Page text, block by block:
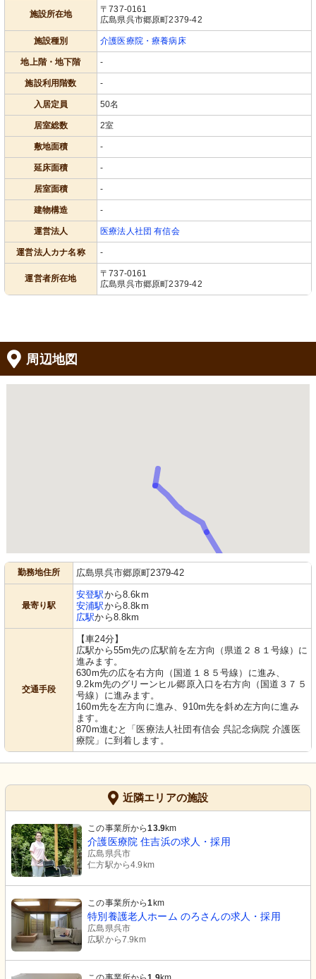
施設所在地
〒737-0161
広島県呉市郷原町2379-42
施設種別 介護医療院・療養病床
地上階・地下階 -
施設利用階数 -
入居定員 50名
居室総数 2室
敷地面積 -
延床面積 -
居室面積 -
建物構造 -
運営法人 医療法人社団 有信会
運営法人カナ名称 -
運営者所在地
〒737-0161
広島県呉市郷原町2379-42
周辺地図
勤務地住所 広島県呉市郷原町2379-42
最寄り駅
安登駅から8.6km
安浦駅から8.8km
広駅から8.8km
交通手段
【車24分】
広駅から55m先の広駅前を左方向（県道２８１号線）に
進みます。
630m先の広を右方向（国道１８５号線）に進み、
9.2km先のグリーンヒル郷原入口を右方向（国道３７５
号線）に進みます。
160m先を左方向に進み、910m先を斜め左方向に進み
ます。
870m進むと「医療法人社団有信会 呉記念病院 介護医
療院」に到着します。
近隣エリアの施設
この事業所から13.9km
介護医療院 住吉浜の求人・採用
広島県呉市
仁方駅から4.9km
この事業所から1km
特別養護老人ホーム のろさんの求人・採用
広島県呉市
広駅から7.9km